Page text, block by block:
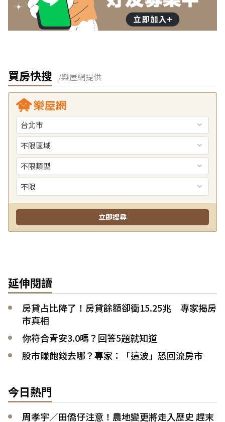
買房快搜 /樂屋網提供
延伸閱讀
房貸占比降了！房貸餘額卻衝15.25兆 專家揭房
市真相
你符合青安3.0嗎？回答5題就知道
股市賺飽錢去哪？專家：「這波」恐回流房市
今日熱門
周孝宇／田僑仔注意！農地變更將走入歷史 趕末